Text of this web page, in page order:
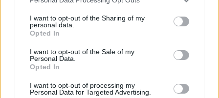
I want to opt-out of the Sharing of my
personal data.
Opted In
I want to opt-out of the Sale of my
Personal Data.
Opted In
I want to opt-out of processing my
Personal Data for Targeted Advertising.